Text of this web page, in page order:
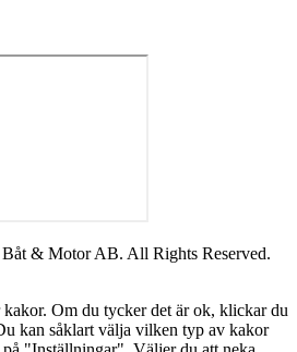
& Motor AB. All Rights Reserved.
Om du tycker det är ok, klickar du
kan såklart välja vilken typ av kakor